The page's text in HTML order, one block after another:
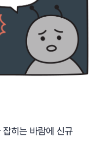
히는 바람에 신규